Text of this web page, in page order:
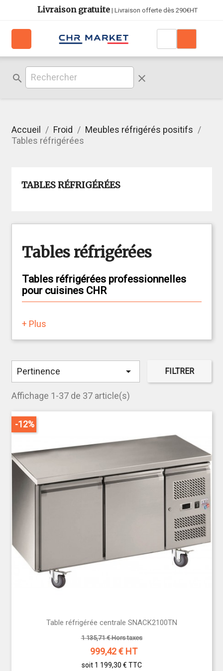
Livraison gratuite| Livraison offerte dès 290€HT
search clear
Accueil Froid
Meubles réfrigérés positifs
Tables réfrigérées
TABLES RÉFRIGÉRÉES
Tables réfrigérées
Tables réfrigérées professionnelles
pour cuisines CHR
Essentielles dans les cuisines professionnelles,
les tables réfrigérées
zone de préparationefficace avec unespace de
HACCP. Que vous soyez restaurateur, hôtelier ou
votre organisation en cuisine.
Disponibles en froid positif ou négatif
réfrigérées s’adaptent à tous les besoins du
secteur CHR : pâtisserie, restauration rapide,
collectivité ou gastronomie. Proposées avec2, 3
ou 4 portes, elles sont conçues en inox pour une
durabilité maximale
facilité d’entretien.
Choisissez une
table réfrigérée professionnelle
performante, économe en énergie et parfaitement
adaptée à votre espace de travail.
Découvrez notre
+ Plus
Pertinence  FILTRER
Affichage 1-37 de 37 article(s)
Table réfrigérée centrale SNACK2100TN
1 135,71 € Hors taxes
999,42€ HT
soit 1 199,30 € TTC
-12%